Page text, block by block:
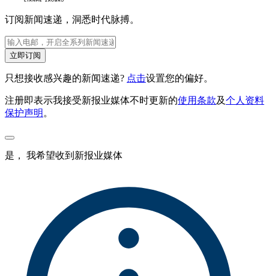
订阅新闻速递，洞悉时代脉搏。
立即订阅
只想接收感兴趣的新闻速递? 点击设置您的偏好。
注册即表示我接受新报业媒体不时更新的使用条款及个人资料
保护声明 。
是， 我希望收到新报业媒体